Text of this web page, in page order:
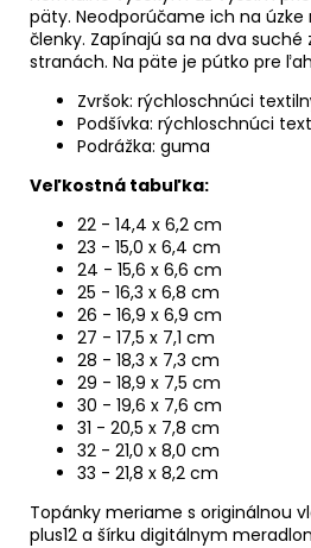
päty. Neodporúčame ich na úzke
členky. Zapínajú sa na dva suché
stranách. Na päte je pútko pre
Zvršok: rýchloschnúci
Podšívka: rýchloschnúci
Podrážka: guma
Veľkostná tabuľka:
22 - 14,4 x 6,2 cm
23 - 15,0 x 6,4 cm
24 - 15,6 x 6,6 cm
25 - 16,3 x 6,8 cm
26 - 16,9 x 6,9 cm
27 - 17,5 x 7,1 cm
28 - 18,3 x 7,3 cm
29 - 18,9 x 7,5 cm
30 - 19,6 x 7,6 cm
31 - 20,5 x 7,8 cm
32 - 21,0 x 8,0 cm
33 - 21,8 x 8,2 cm
Topánky meriame s originálnou
plus12 a šírku digitálnym